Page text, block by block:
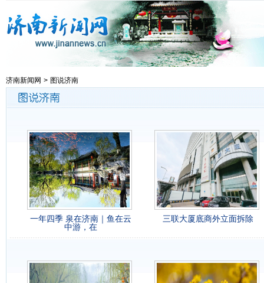
济南新闻网 > 图说济南
一年四季 泉在济南｜鱼在云
中游，在
三联大厦底商外立面拆除